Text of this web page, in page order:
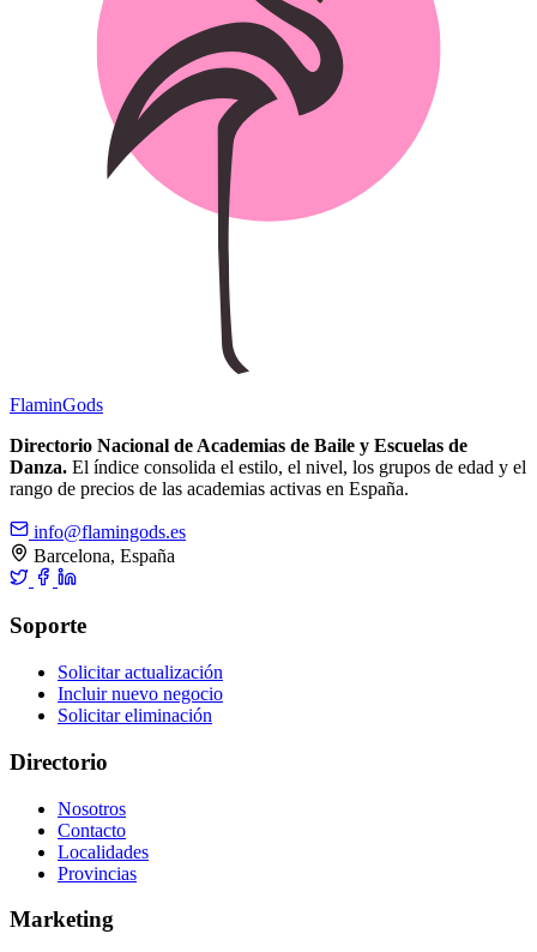
FlaminGods
Directorio Nacional de Academias de Baile y Escuelas de
Danza. El índice consolida el estilo, el nivel, los grupos de edad y el
rango de precios de las academias activas en España.
info@flamingods.es
Barcelona, España
Soporte
Solicitar actualización
Incluir nuevo negocio
Solicitar eliminación
Directorio
Nosotros
Contacto
Localidades
Provincias
Marketing